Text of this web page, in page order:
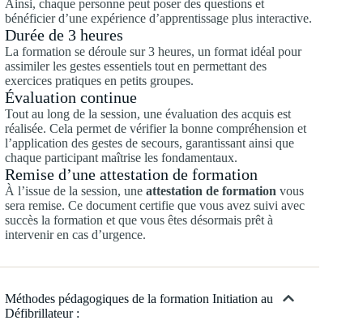
Ainsi, chaque personne peut poser des questions et
bénéficier d’une expérience d’apprentissage plus interactive.
Durée de 3 heures
La formation se déroule sur 3 heures, un format idéal pour
assimiler les gestes essentiels tout en permettant des
exercices pratiques en petits groupes.
Évaluation continue
Tout au long de la session, une évaluation des acquis est
réalisée. Cela permet de vérifier la bonne compréhension et
l’application des gestes de secours, garantissant ainsi que
chaque participant maîtrise les fondamentaux.
Remise d’une attestation de formation
À l’issue de la session, une attestation de formation vous
sera remise. Ce document certifie que vous avez suivi avec
succès la formation et que vous êtes désormais prêt à
intervenir en cas d’urgence.
Méthodes pédagogiques de la formation Initiation au
Défibrillateur :